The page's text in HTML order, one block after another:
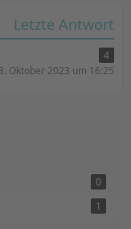
Letzte Antwort
4
Oktober 2023 um 16:25
0
1